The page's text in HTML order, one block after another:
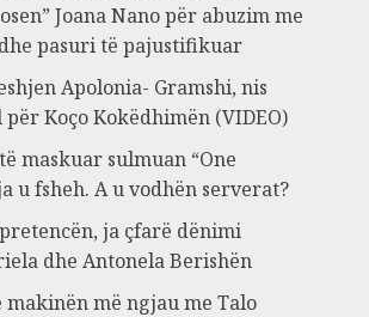
Joana Nano për abuzim me
pasuri të pajustifikuar
Apolonia- Gramshi, nis
Koço Kokëdhimën (VIDEO)
maskuar sulmuan “One
u fsheh. A u vodhën serverat?
ja çfarë dënimi
dhe Antonela Berishën
makinën më ngjau me Talo